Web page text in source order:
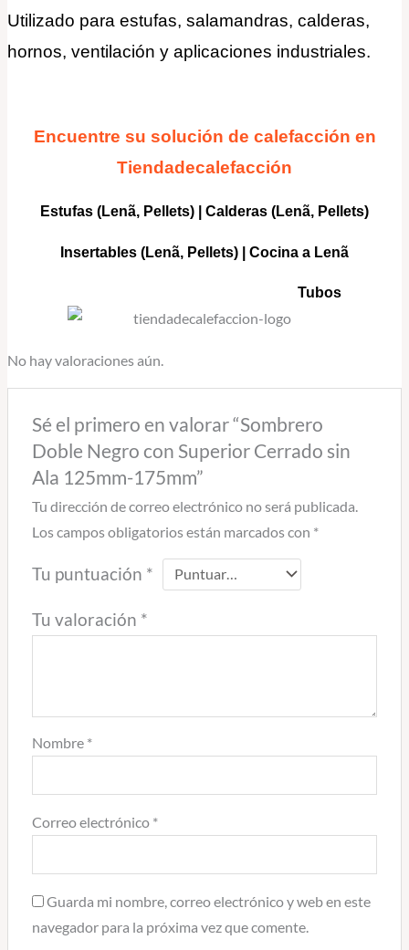
Utilizado para estufas, salamandras, calderas,
hornos, ventilación y aplicaciones industriales.
Encuentre su solución de calefacción en
Tiendadecalefacción
Estufas (Lenã, Pellets) Calderas (Lenã, Pellets)
Insertables (Lenã, Pellets) | Cocina a Lenã
Tubos
No hay valoraciones aún.
Sé el primero en valorar “Sombrero
Doble Negro con Superior Cerrado sin
Ala 125mm-175mm”
Tu dirección de correo electrónico no será publicada.
Los campos obligatorios están marcados con *
Tu puntuación *
Tu valoración *
Nombre *
Correo electrónico *
Guarda mi nombre, correo electrónico y web en este
navegador para la próxima vez que comente.